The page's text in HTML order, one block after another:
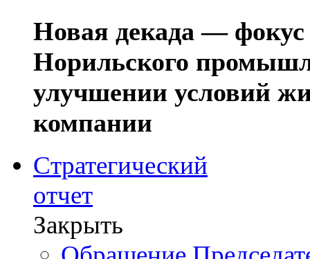
Новая декада — фокус
Норильского
улучшении условий
компании
Стратегический
отчет
Закрыть